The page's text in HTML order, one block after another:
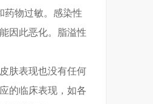
药物过敏。感染性
因此恶化。脂溢性
肤表现也没有任何
的临床表现，如各